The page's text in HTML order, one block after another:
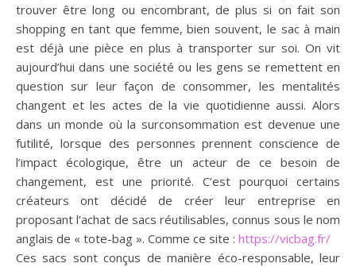
trouver être long ou encombrant, de plus si on fait son
shopping en tant que femme, bien souvent, le sac à main
est déjà une pièce en plus à transporter sur soi. On vit
aujourd’hui dans une société ou les gens se remettent en
question sur leur façon de consommer, les mentalités
changent et les actes de la vie quotidienne aussi. Alors
dans un monde où la surconsommation est devenue une
futilité, lorsque des personnes prennent conscience de
l’impact écologique, être un acteur de ce besoin de
changement, est une priorité. C’est pourquoi certains
créateurs ont décidé de créer leur entreprise en
proposant l’achat de sacs réutilisables, connus sous le nom
anglais de « tote-bag ». Comme ce site : https://vicbag.fr/
Ces sacs sont conçus de manière éco-responsable, leur